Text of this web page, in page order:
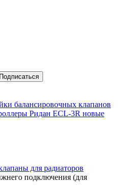
Подписаться
балансировочных клапанов
Ридан ECL-3R новые
для радиаторов
подключения (для